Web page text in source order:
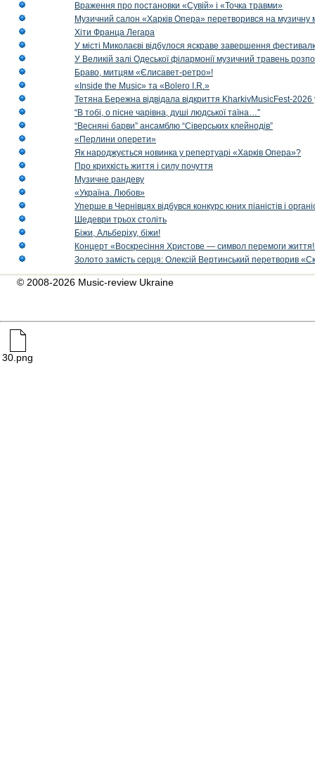
Враження про постановки «Сувій» і «Точка травми»
Музичний салон «Харків Опера» перетворився на музичну
Хіти Франца Легара
У місті Миколаєві відбулося яскраве завершення
У Великій залі Одеської філармонії музичний травень
Браво, митцям «Єлисавет-ретро»!
«Inside the Music» та «Bolero I.R.»
Тетяна Бережна відвідала відкриття KharkivMusicFest-2026
“В тобі, о пісне чарівна, душі людської таїна…”
“Весняні барви” ансамблю “Сіверських клейнодів”
«Перлини оперети»
Як народжується новинка у репертуарі «Харків Опера»?
Про крихкість життя і силу почуття
Музичне рандеву
«Україна. Любов»
Уперше в Чернівцях відбувся конкурс юних піаністів і
Шедеври трьох століть
Біжи, Альберіху, біжи!
Концерт «Воскресіння Христове — символ перемоги
Золото замість серця: Олексій Вертинський перетворив
© 2008-2026 Music-review Ukraine
30.png